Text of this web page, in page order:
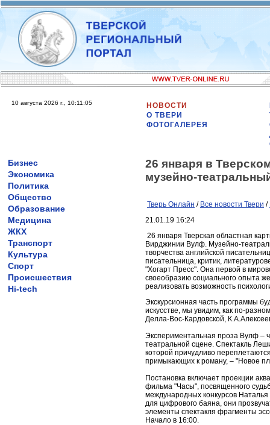
10 августа 2026 г., 10:11:05
НОВОСТИ
О ТВЕРИ
ФОТОГАЛЕРЕЯ
Бизнес
Экономика
Политика
Общество
Образование
Медицина
ЖКХ
Транспорт
Культура
Спорт
Происшествия
Hi-tech
26 января в
музейно-
Тверь Онлайн / Все новости Твери /
21.01.19 16:24
26 января Тверская областная
Вирджинии Вулф. Музейно-
творчества английской
писательница, критик,
"Хогарт Пресс". Она первой в
своеобразию социального опыта
реализовать возможность
Экскурсионная часть программы
искусстве, мы увидим, как по-
Делла-Вос-Кардовской,
Экспериментальная проза Вулф –
театральной сцене. Спектакль
которой причудливо
примыкающих к роману, – "Новое
Постановка включает проекции
фильма "Часы", посвященного
международных конкурсов
для цифрового баяна, они
элементы спектакля фрагменты
Начало в 16:00.